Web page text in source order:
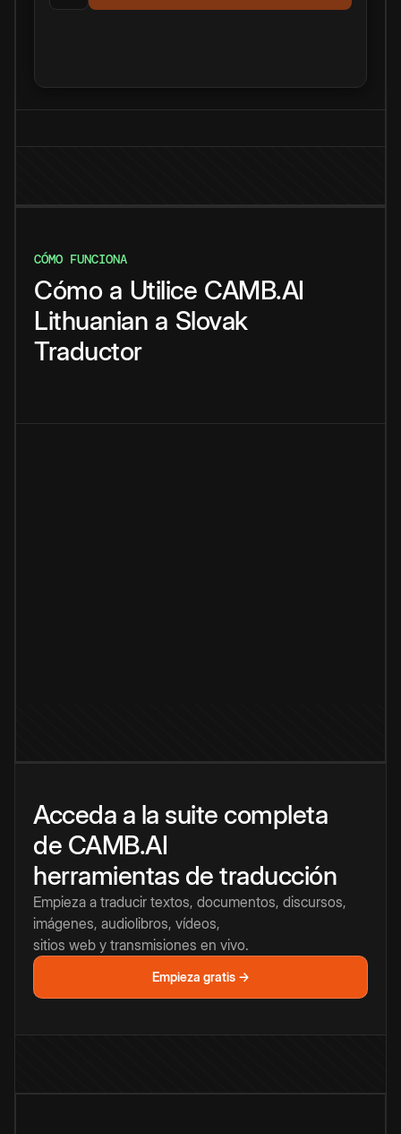
CÓMO FUNCIONA
Cómo a Utilice CAMB.AI
Lithuanian a Slovak
Traductor
Acceda a la suite completa
de CAMB.AI
herramientas de traducción
Empieza a traducir textos, documentos, discursos,
imágenes, audiolibros, vídeos,
sitios web y transmisiones en vivo.
Empieza gratis →